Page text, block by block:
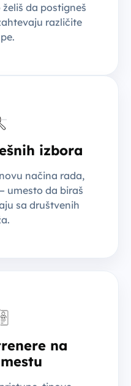
da postigneš
različite
izbora
načina rada,
umesto da biraš
sa društvenih
na